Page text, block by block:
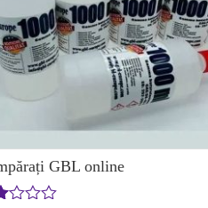
GBL online